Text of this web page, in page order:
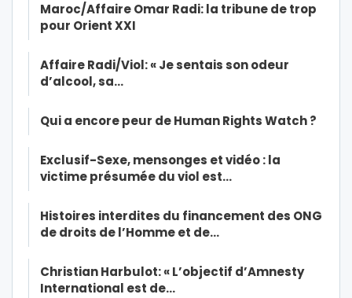
Maroc/Affaire Omar Radi: la tribune de trop
pour Orient XXI
Affaire Radi/Viol: « Je sentais son odeur
d’alcool, sa…
Qui a encore peur de Human Rights Watch ?
Exclusif-Sexe, mensonges et vidéo : la
victime présumée du viol est…
Histoires interdites du financement des ONG
de droits de l’Homme et de…
Christian Harbulot: « L’objectif d’Amnesty
International est de…